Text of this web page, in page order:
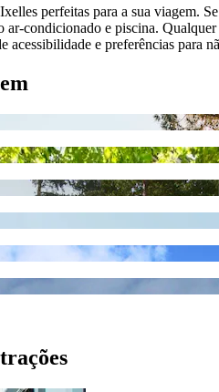
perfeitas para a sua viagem.
condicionado e piscina.
e preferências para